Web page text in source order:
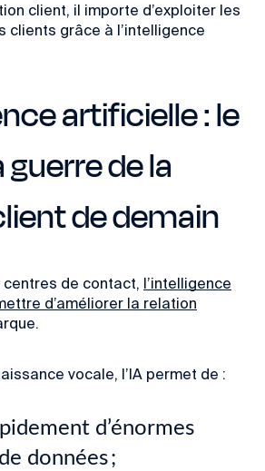
client, il importe d’exploiter les
clients grâce à l’intelligence
artificielle : le
de la
de demain
centres de contact, l’intelligence
d’améliorer la relation
vocale, l’IA permet de :
d’énormes
données ;